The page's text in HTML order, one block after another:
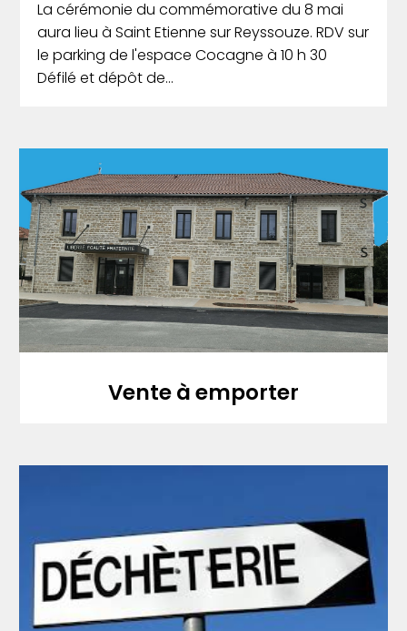
La cérémonie du commémorative du 8 mai
aura lieu à Saint Etienne sur Reyssouze. RDV sur
le parking de l'espace Cocagne à 10 h 30
Défilé et dépôt de...
Vente à emporter